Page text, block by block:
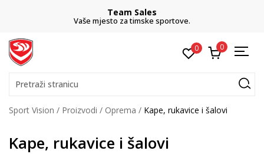
Team Sales
Vaše mjesto za timske sportove.
0 0
Pretraži stranicu
Sport Vision Proizvodi Oprema Kape, rukavice i šalovi
Kape, rukavice i šalovi